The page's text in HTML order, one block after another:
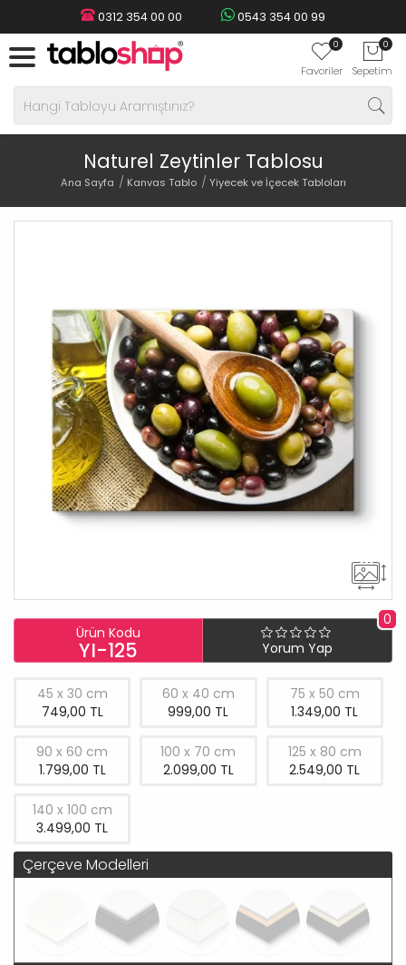
0312 354 00 00 0543 354 00 99
0
Favoriler
0
Sepetim
Naturel Zeytinler Tablosu
Ana Sayfa Kanvas Tablo Yiyecek ve İçecek Tabloları
Ürün Kodu
YI-125
0
Yorum Yap
45 x 30 cm
749,00 TL
60 x 40 cm
999,00 TL
75 x 50 cm
1.349,00 TL
90 x 60 cm
1.799,00 TL
100 x 70 cm
2.099,00 TL
125 x 80 cm
2.549,00 TL
140 x 100 cm
3.499,00 TL
Çerçeve Modelleri